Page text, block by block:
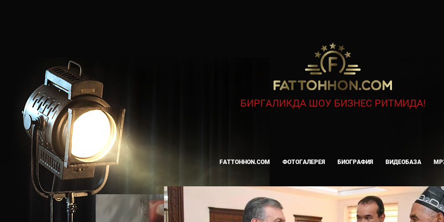
БИРГАЛИКДА ШОУ БИЗНЕС РИТМИДА!
FATTOHHON.COM ФОТОГАЛЕРЕЯ БИОГРАФИЯ ВИДЕОБАЗА